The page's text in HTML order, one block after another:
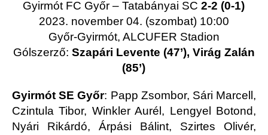
Gyirmót FC Győr – Tatabányai SC2-2 (0-1)
2023. november 04. (szombat) 10:00
Győr-Gyirmót, ALCUFER Stadion
Gólszerző: Szapári Levente (47’), Virág Zalán
(85’)
Gyirmót SE Győr: Papp Zsombor, Sári Marcell,
Czintula Tibor, Winkler Aurél, Lengyel Botond,
Nyári Rikárdó, Árpási Bálint, Szirtes Olivér,